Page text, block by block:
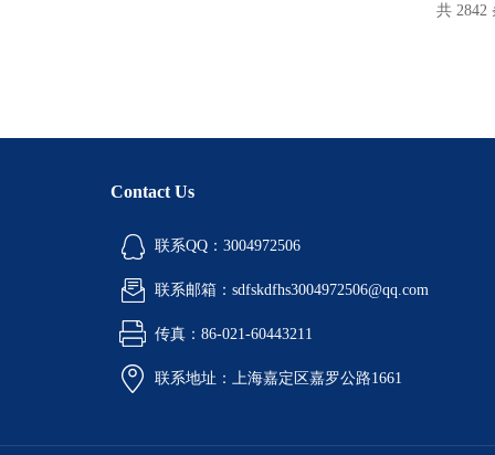
共 2842
Contact Us
联系QQ：3004972506
联系邮箱：sdfskdfhs3004972506@qq.com
传真：86-021-60443211
联系地址：上海嘉定区嘉罗公路1661